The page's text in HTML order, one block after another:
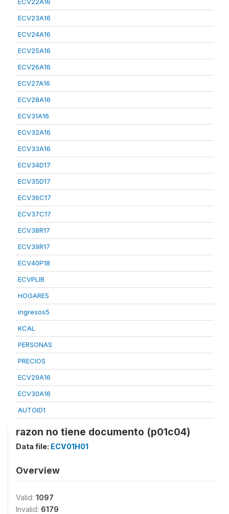
ECV23A16
ECV24A16
ECV25A16
ECV26A16
ECV27A16
ECV28A16
ECV31A16
ECV32A16
ECV33A16
ECV34D17
ECV35D17
ECV36C17
ECV37C17
ECV38R17
ECV39R17
ECV40P18
ECVPLIB
HOGARES
ingresos5
KCAL
PERSONAS
PRECIOS
ECV29A16
ECV30A16
AUTOID1
razon no tiene documento (p01c04)
Data file: ECV01H01
Overview
Valid: 1097
Invalid: 6179